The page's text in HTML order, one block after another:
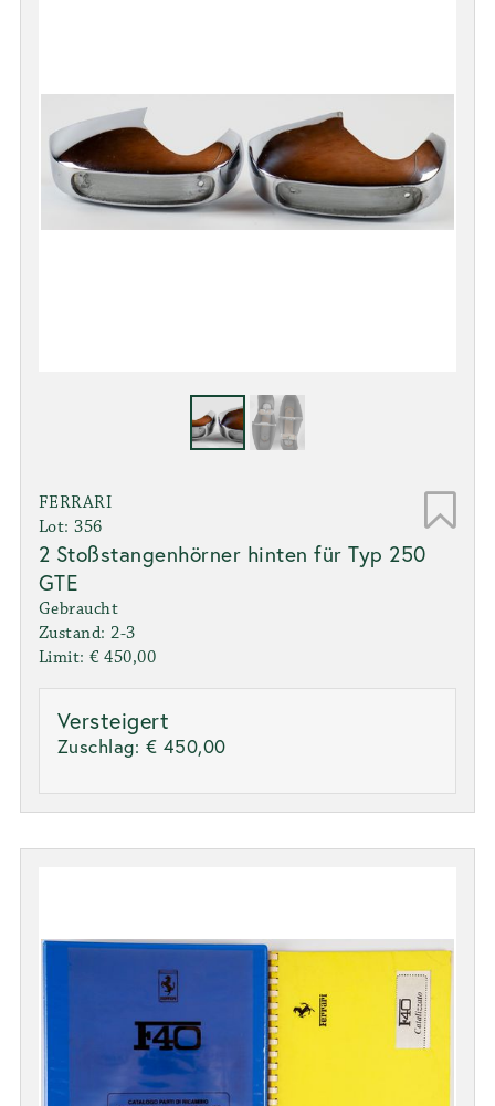
FERRARI
Lot: 356
2 Stoßstangenhörner hinten für Typ 250
GTE
Gebraucht
Zustand: 2-3
Limit: € 450,00
Versteigert
Zuschlag: € 450,00